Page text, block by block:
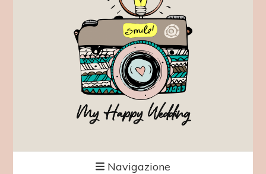
My Happy Wedding
Navigazione